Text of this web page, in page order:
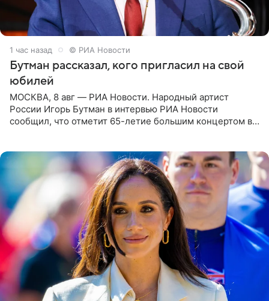
1 час назад © РИА Новости
Бутман рассказал, кого пригласил на свой
юбилей
МОСКВА, 8 авг — РИА Новости. Народный артист
России Игорь Бутман в интервью РИА Новости
сообщил, что отметит 65-летие большим концертом в